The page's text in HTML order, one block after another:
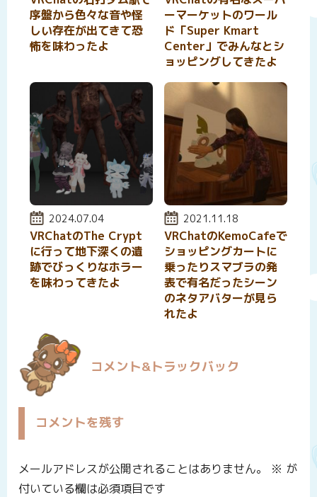
序盤から色々な音や怪
しい存在が出てきて恐
怖を味わったよ
ーマーケットのワール
ド「Super Kmart
Center」でみんなとシ
ョッピングしてきたよ
投稿日:
2024.07.04
VRChatのThe Crypt
に行って地下深くの遺
跡でびっくりなホラー
を味わってきたよ
投稿日:
2021.11.18
VRChatのKemoCafeで
ショッピングカートに
乗ったりスマブラの発
表で有名だったシーン
のネタアバターが見ら
れたよ
コメント&トラックバック
コメントを残す
メールアドレスが公開されることはありません。 ※ が
付いている欄は必須項目です